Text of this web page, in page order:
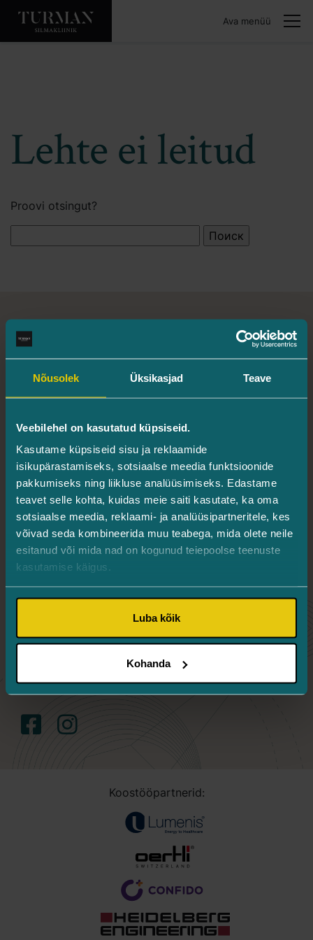
Nõusolek Üksikasjad Teave
Veebilehel on kasutatud küpsiseid.
Kasutame küpsiseid sisu ja reklaamide
isikupärastamiseks, sotsiaalse meedia funktsioonide
pakkumiseks ning liikluse analüüsimiseks. Edastame
teavet selle kohta, kuidas meie saiti kasutate, ka oma
sotsiaalse meedia, reklaami- ja analüüsipartneritele, kes
võivad seda kombineerida muu teabega, mida olete neile
esitanud või mida nad on kogunud teiepoolse teenuste
kasutamise käigus.
Luba kõik
Kohanda
Ava menüü
Lehte ei leitud
Proovi otsingut?
Turman Silmakeskus
Info ja registreerimine
5792 0690
Iluosakond
5341 3428/ilu@silmaarstid.ee
Silmasisesed süstid
Registreeru telefonil 655 6244
Järve 2, Torn 2, III korrus, 11314 Tallinn
R 8.00–16.00
Koostööpartnerid: